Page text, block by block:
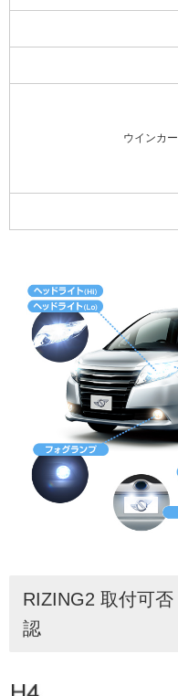
ウインカー
RIZING2 取付可否
認